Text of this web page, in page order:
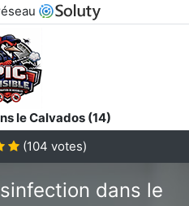
le Calvados (14)
(104 votes)
dans le